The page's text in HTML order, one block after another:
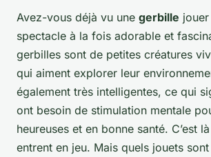
Avez-vous déjà vu une gerbille jouer
spectacle à la fois adorable et
gerbilles sont de petites créatures
qui aiment explorer leur
également très intelligentes, ce qui
ont besoin de stimulation mentale
heureuses et en bonne santé. C’est
entrent en jeu. Mais quels jouets